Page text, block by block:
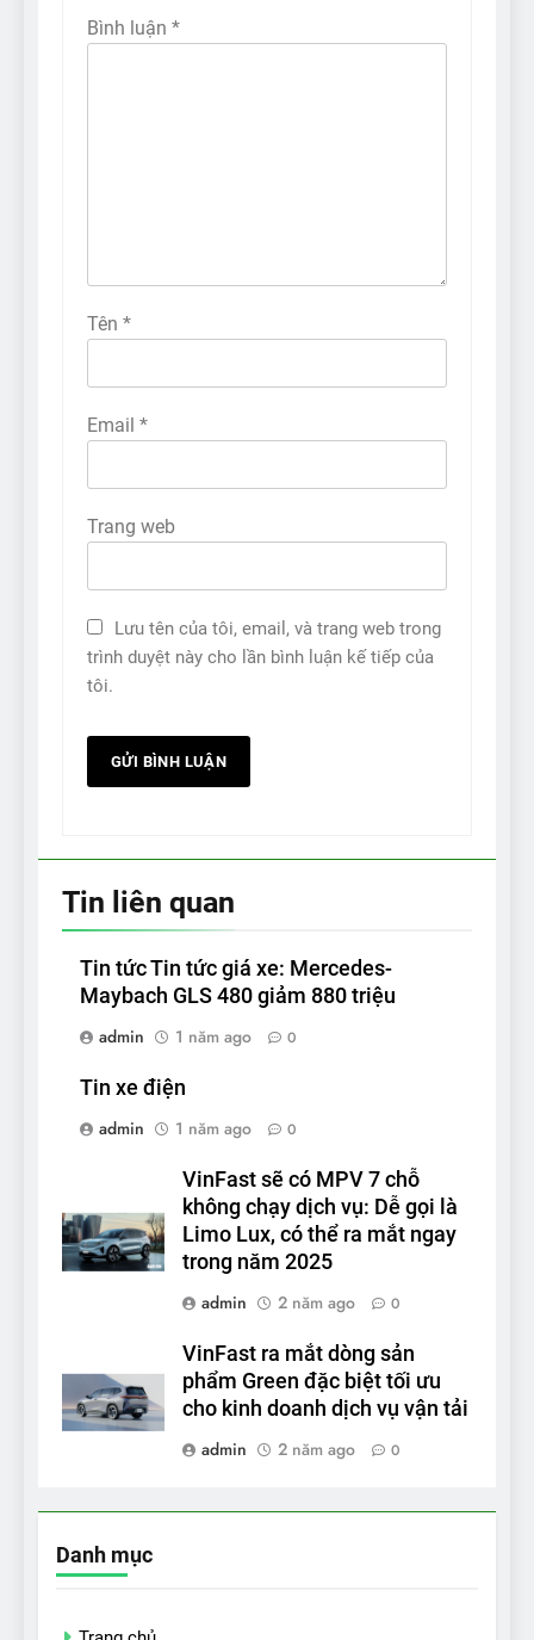
Bình luận *
Tên *
Email *
Trang web
Lưu tên của tôi, email, và trang web trong
trình duyệt này cho lần bình luận kế tiếp của
tôi.
Tin liên quan
Tin tức Tin tức giá xe: Mercedes-
Maybach GLS 480 giảm 880 triệu
admin
1 năm ago 0
Tin xe điện
admin
1 năm ago 0
VinFast sẽ có MPV 7 chỗ
không chạy dịch vụ: Dễ gọi là
Limo Lux, có thể ra mắt ngay
trong năm 2025
admin
2 năm ago 0
VinFast ra mắt dòng sản
phẩm Green đặc biệt tối ưu
cho kinh doanh dịch vụ vận tải
admin
2 năm ago 0
Danh mục